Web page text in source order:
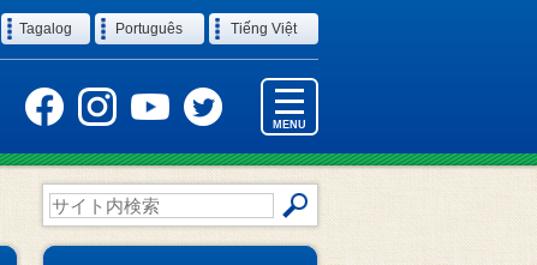
Tagalog Português
Tiếng Việt
MENU
サ
イ
ト